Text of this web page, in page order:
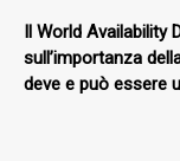
Il World Availability
sull’importanza
deve e può essere